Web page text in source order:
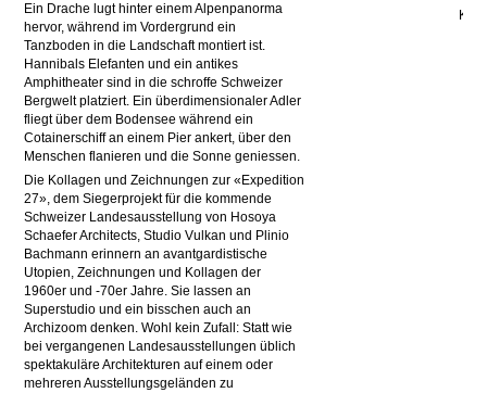
Ein Drache lugt hinter einem Alpenpanorma
hervor, während im Vordergrund ein
Tanzboden in die Landschaft montiert ist.
Hannibals Elefanten und ein antikes
Amphitheater sind in die schroffe Schweizer
Bergwelt platziert. Ein überdimensionaler Adler
fliegt über dem Bodensee während ein
Cotainerschiff an einem Pier ankert, über den
Menschen flanieren und die Sonne geniessen.
Die Kollagen und Zeichnungen zur «Expedition
27», dem Siegerprojekt für die kommende
Schweizer Landesausstellung von Hosoya
Schaefer Architects, Studio Vulkan und Plinio
Bachmann erinnern an avantgardistische
Utopien, Zeichnungen und Kollagen der
1960er und -70er Jahre. Sie lassen an
Superstudio und ein bisschen auch an
Archizoom denken. Wohl kein Zufall: Statt wie
bei vergangenen Landesausstellungen üblich
spektakuläre Architekturen auf einem oder
mehreren Ausstellungsgeländen zu